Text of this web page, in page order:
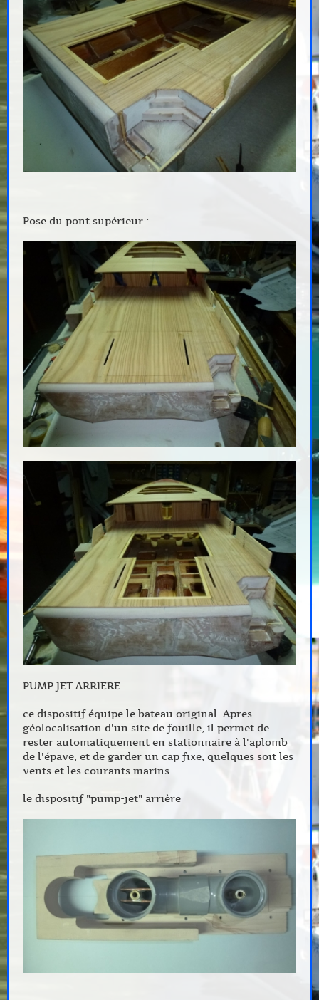
Pose du pont supérieur :
PUMP JET ARRIERE
ce dispositif équipe le bateau original. Apres
géolocalisation d'un site de fouille, il permet de
rester automatiquement en stationnaire à l'aplomb
de l'épave, et de garder un cap fixe, quelques soit les
vents et les courants marins
le dispositif "pump-jet" arrière